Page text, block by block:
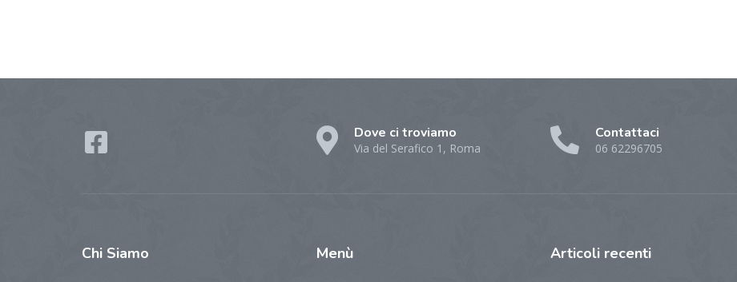
Dove ci troviamo
Via del Serafico 1, Roma
Contattaci
06 62296705
Chi Siamo Menù Articoli recenti